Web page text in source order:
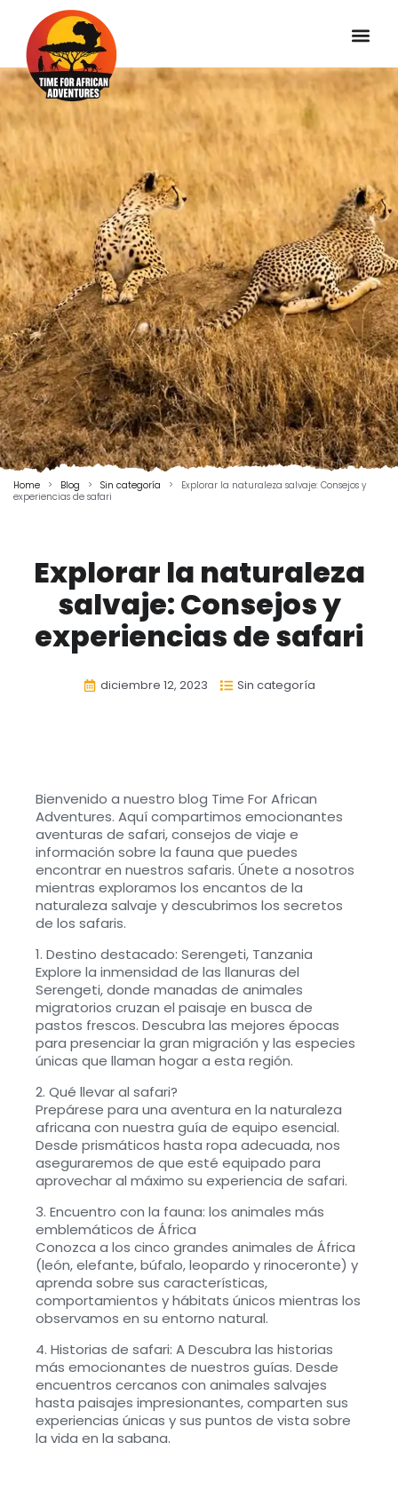
Home > Blog > Sin categoría >
Explorar la naturaleza salvaje: Consejos y
experiencias de safari
Explorar la naturaleza
salvaje: Consejos y
experiencias de safari
diciembre 12, 2023 Sin categoría
Bienvenido a nuestro blog Time For African
Adventures. Aquí compartimos emocionantes
aventuras de safari, consejos de viaje e
información sobre la fauna que puedes
encontrar en nuestros safaris. Únete a nosotros
mientras exploramos los encantos de la
naturaleza salvaje y descubrimos los secretos
de los safaris.
1. Destino destacado: Serengeti, Tanzania
Explore la inmensidad de las llanuras del
Serengeti, donde manadas de animales
migratorios cruzan el paisaje en busca de
pastos frescos. Descubra las mejores épocas
para presenciar la gran migración y las especies
únicas que llaman hogar a esta región.
2. Qué llevar al safari?
Prepárese para una aventura en la naturaleza
africana con nuestra guía de equipo esencial.
Desde prismáticos hasta ropa adecuada, nos
aseguraremos de que esté equipado para
aprovechar al máximo su experiencia de safari.
3. Encuentro con la fauna: los animales más
emblemáticos de África
Conozca a los cinco grandes animales de África
(león, elefante, búfalo, leopardo y rinoceronte) y
aprenda sobre sus características,
comportamientos y hábitats únicos mientras los
observamos en su entorno natural.
4. Historias de safari: A Descubra las historias
más emocionantes de nuestros guías. Desde
encuentros cercanos con animales salvajes
hasta paisajes impresionantes, comparten sus
experiencias únicas y sus puntos de vista sobre
la vida en la sabana.